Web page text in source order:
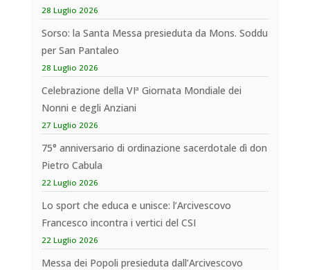
28 Luglio 2026
Sorso: la Santa Messa presieduta da Mons. Soddu
per San Pantaleo
28 Luglio 2026
Celebrazione della VIª Giornata Mondiale dei
Nonni e degli Anziani
27 Luglio 2026
75° anniversario di ordinazione sacerdotale dì don
Pietro Cabula
22 Luglio 2026
Lo sport che educa e unisce: l’Arcivescovo
Francesco incontra i vertici del CSI
22 Luglio 2026
Messa dei Popoli presieduta dall’Arcivescovo